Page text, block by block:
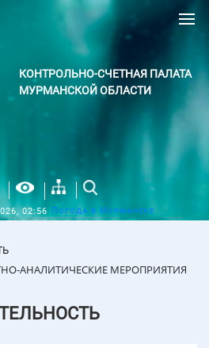
КОНТРОЛЬНО-СЧЕТНАЯ ПАЛАТА
МУРМАНСКОЙ ОБЛАСТИ
02:56 Погода в Мурманске
АНАЛИТИЧЕСКИЕ МЕРОПРИЯТИЯ